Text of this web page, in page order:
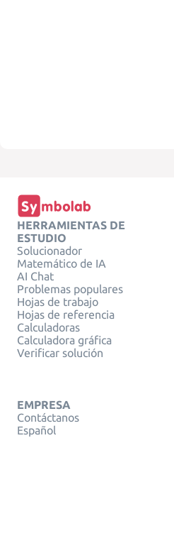
HERRAMIENTAS DE
ESTUDIO
Solucionador
Matemático de IA
AI Chat
Problemas populares
Hojas de trabajo
Hojas de referencia
Calculadoras
Calculadora gráfica
Verificar solución
EMPRESA
Contáctanos
Español